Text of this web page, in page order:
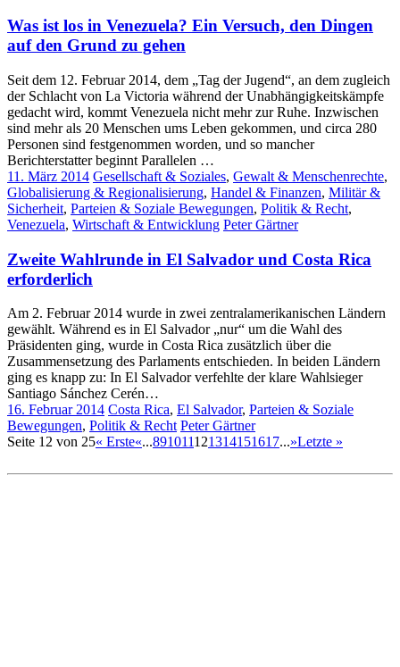
Was ist los in Venezuela? Ein Versuch, den Dingen
auf den Grund zu gehen
Seit dem 12. Februar 2014, dem „Tag der Jugend“, an dem zugleich
der Schlacht von La Victoria während der Unabhängigkeitskämpfe
gedacht wird, kommt Venezuela nicht mehr zur Ruhe. Inzwischen
sind mehr als 20 Menschen ums Leben gekommen, und circa 280
Personen sind festgenommen worden, und so mancher
Berichterstatter beginnt Parallelen …
11. März 2014 Gesellschaft & Soziales, Gewalt & Menschenrechte,
Globalisierung & Regionalisierung, Handel & Finanzen, Militär &
Sicherheit, Parteien & Soziale Bewegungen, Politik & Recht,
Venezuela, Wirtschaft & Entwicklung Peter Gärtner
Zweite Wahlrunde in El Salvador und Costa Rica
erforderlich
Am 2. Februar 2014 wurde in zwei zentralamerikanischen Ländern
gewählt. Während es in El Salvador „nur“ um die Wahl des
Präsidenten ging, wurde in Costa Rica zusätzlich über die
Zusammensetzung des Parlaments entschieden. In beiden Ländern
ging es knapp zu: In El Salvador verfehlte der klare Wahlsieger
Santiago Sánchez Cerén…
16. Februar 2014 Costa Rica, El Salvador, Parteien & Soziale
Bewegungen, Politik & Recht Peter Gärtner
Seite 12 von 25« Erste«...891011121314151617...»Letzte »